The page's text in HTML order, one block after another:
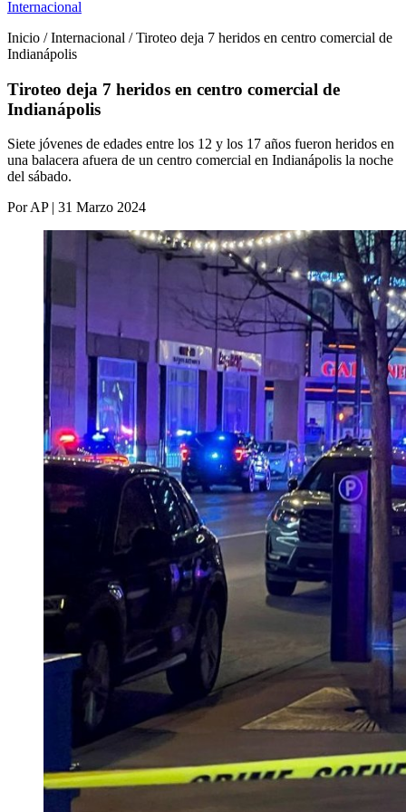
Internacional
Inicio / Internacional / Tiroteo deja 7 heridos en centro comercial de
Indianápolis
Tiroteo deja 7 heridos en centro comercial de
Indianápolis
Siete jóvenes de edades entre los 12 y los 17 años fueron heridos en
una balacera afuera de un centro comercial en Indianápolis la noche
del sábado.
Por AP | 31 Marzo 2024